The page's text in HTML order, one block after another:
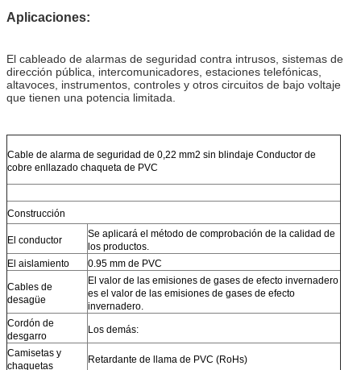
Aplicaciones:
El cableado de alarmas de seguridad contra intrusos, sistemas de
dirección pública, intercomunicadores, estaciones telefónicas,
altavoces, instrumentos, controles y otros circuitos de bajo voltaje
que tienen una potencia limitada.
Cable de alarma de seguridad de 0,22 mm2 sin blindaje Conductor de
cobre enllazado chaqueta de PVC
Construcción
El conductor
Se aplicará el método de comprobación de la calidad de
los productos.
El aislamiento
0.95 mm de PVC
Cables de
desagüe
El valor de las emisiones de gases de efecto invernadero
es el valor de las emisiones de gases de efecto
invernadero.
Cordón de
desgarro
Los demás:
Camisetas y
chaquetas
Retardante de llama de PVC (RoHs)